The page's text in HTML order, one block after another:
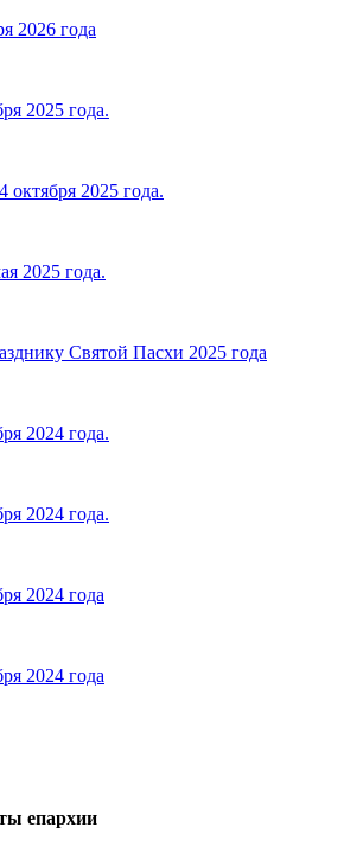
2026 года
2025 года.
октября 2025 года.
2025 года.
Святой Пасхи 2025 года
2024 года.
2024 года.
2024 года
2024 года
епархии